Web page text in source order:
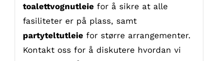
toalettvognutleiefor å sikre at alle
fasiliteter er på plass, samt
partyteltutleiefor større arrangementer.
Kontakt oss for å diskutere hvordan vi